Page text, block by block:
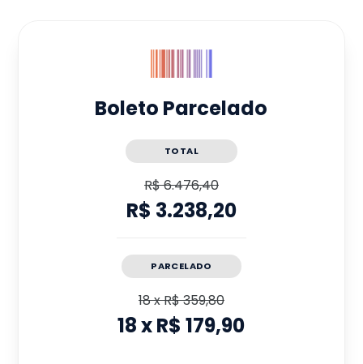
Boleto Parcelado
TOTAL
R$ 6.476,40
R$ 3.238,20
PARCELADO
18xR$ 359,80
18xR$ 179,90